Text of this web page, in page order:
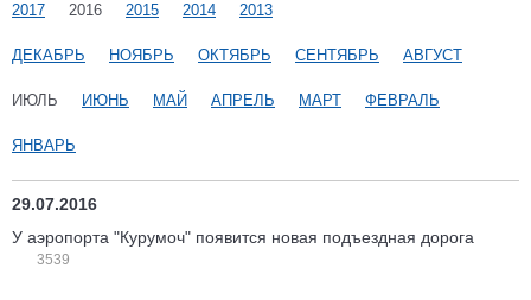
2017 2016 2015 2014 2013
ДЕКАБРЬ НОЯБРЬ ОКТЯБРЬ СЕНТЯБРЬ АВГУСТ
ИЮЛЬ ИЮНЬ МАЙ АПРЕЛЬ МАРТ ФЕВРАЛЬ
ЯНВАРЬ
29.07.2016
У аэропорта "Курумоч" появится новая подъездная дорога
3539
Наши мероприятия
Статьи